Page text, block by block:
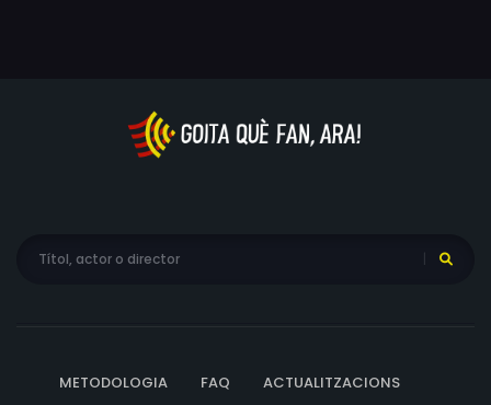
METODOLOGIA FAQ
ACTUALITZACIONS